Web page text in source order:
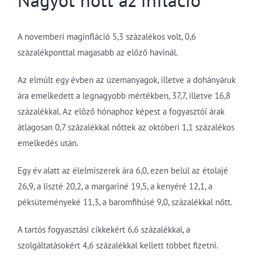
A novemberi maginfláció 5,3 százalékos volt, 0,6
százalékponttal magasabb az előző havinál.
Az elmúlt egy évben az üzemanyagok, illetve a dohányáruk
ára emelkedett a legnagyobb mértékben, 37,7, illetve 16,8
százalékkal. Az előző hónaphoz képest a fogyasztói árak
átlagosan 0,7 százalékkal nőttek az októberi 1,1 százalékos
emelkedés után.
Egy év alatt az élelmiszerek ára 6,0, ezen belül az étolajé
26,9, a liszté 20,2, a margariné 19,5, a kenyéré 12,1, a
péksüteményeké 11,3, a baromfihúsé 9,0, százalékkal nőtt.
A tartós fogyasztási cikkekért 6,6 százalékkal, a
szolgáltatásokért 4,6 százalékkal kellett többet fizetni.